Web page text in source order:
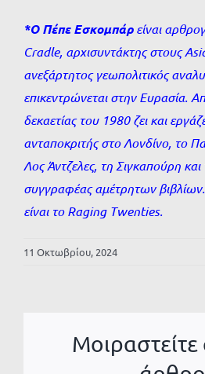
*Ο Πέπε Εσκομπάρείναι
Cradle, αρχισυντάκτης στους
ανεξάρτητος γεωπολιτικός
επικεντρώνεται στην Ευρασία.
δεκαετίας του 1980 ζει και
ανταποκριτής στο Λονδίνο, το
Λος Άντζελες, τη Σιγκαπούρη
συγγραφέας αμέτρητων
είναι το Raging Twenties.
11 Οκτωβρίου, 2024
Μοιραστείτε